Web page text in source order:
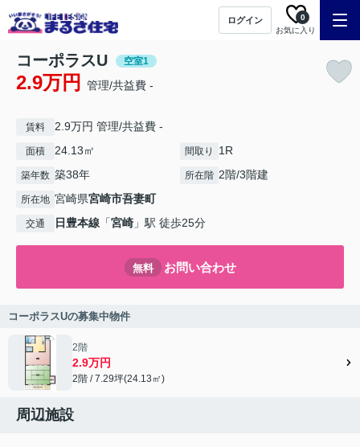
ログイン
お気に入り
0
コーポラスU 空室1
2.9万円 管理/共益費 -
賃料 2.9万円 管理/共益費 -
面積 24.13㎡ 間取り 1R
築年数 築38年 所在階 2階/3階建
所在地 宮崎県宮崎市吾妻町
交通 日豊本線 「宮崎 」駅 徒歩25分
無料 お問い合わせ
コーポラスUの募集中物件
2階
2.9万円
2階 / 7.29坪(24.13㎡)
周辺施設